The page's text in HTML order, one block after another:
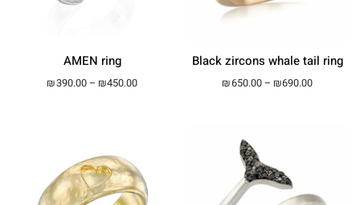
AMEN ring
₪390.00– ₪450.00Price range: ₪390.00 through ₪450.00
Black zircons whale tail ring
₪650.00– ₪690.00Price